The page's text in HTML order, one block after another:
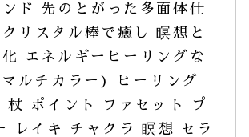
ド 先のとがった多面体仕
クリスタル棒で癒し 瞑想と
エネルギーヒーリングな
ルチカラー) ヒーリング
杖 ポイント ファセット プ
レイキ チャクラ 瞑想 セラ